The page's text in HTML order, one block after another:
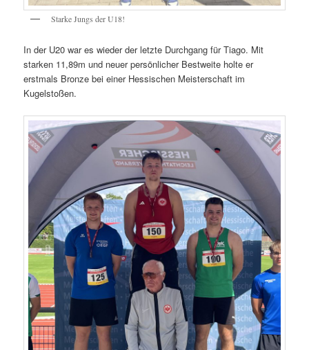
Starke Jungs der U18!
In der U20 war es wieder der letzte Durchgang für Tiago. Mit
starken 11,89m und neuer persönlicher Bestweite holte er
erstmals Bronze bei einer Hessischen Meisterschaft im
Kugelstoßen.